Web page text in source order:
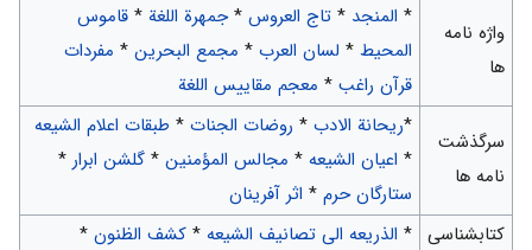
واژه نامه
ها
* المنجد * تاج العروس*جمهرة اللغة* قاموس
المحیط* لسان العرب* مجمع البحرین* مفردات
قرآن راغب* معجم مقاییس اللغة
سرگذشت
نامه ها
*ريحانة الادب* روضات الجنات* طبقات اعلام الشیعه‌
* اعیان الشیعه* مجالس المؤمنین* گلشن ابرار *
ستارگان حرم* اثر آفرینان
کتابشناسی * الذریعه الی تصانیف الشیعه* کشف الظنون*